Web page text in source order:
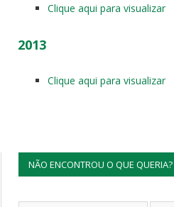
Clique aqui para visualizar
2013
Clique aqui para visualizar
NÃO ENCONTROU O QUE QUERIA?